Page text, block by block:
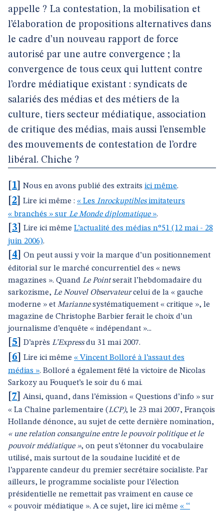
appelle ? La contestation, la mobilisation et
l’élaboration de propositions alternatives dans
le cadre d’un nouveau rapport de force
autorisé par une autre convergence ; la
convergence de tous ceux qui luttent contre
l’ordre médiatique existant : syndicats de
salariés des médias et des métiers de la
culture, tiers secteur médiatique, association
de critique des médias, mais aussi l’ensemble
des mouvements de contestation de l’ordre
libéral. Chiche ?
1 Nous en avons publié des extraits ici même.
2 Lire ici même : « Les Inrockuptiblesimitateurs
« branchés » sur Le Monde diplomatique».
3 Lire ici même L’actualité des médias n°51 (12 mai - 28
juin 2006).
4
On peut aussi y voir la marque d’un positionnement
éditorial sur le marché concurrentiel des « news
magazines ». Quand Le Pointserait l’hebdomadaire du
sarkozisme, Le Nouvel Observateurcelui de la « gauche
moderne » et Mariannesystématiquement « critique », le
magazine de Christophe Barbier ferait le choix d’un
journalisme d’enquête « indépendant »...
5 D’après L’Expressdu 31 mai 2007.
6 Lire ici même « Vincent Bolloré à l’assaut des
médias ». Bolloré a également fêté la victoire de Nicolas
Sarkozy au Fouquet’s le soir du 6 mai.
7
Ainsi, quand, dans l’émission « Questions d’info » sur
« La Chaîne parlementaire (LCP), le 23 mai 2007, François
Hollande dénonce, au sujet de cette dernière nomination,
« une relation consanguine entre le pouvoir politique et le
pouvoir médiatique », on peut s’étonner du vocabulaire
utilisé, mais surtout de la soudaine lucidité et de
l’apparente candeur du premier secrétaire socialiste. Par
ailleurs, le programme socialiste pour l’élection
présidentielle ne remettait pas vraiment en cause ce
« pouvoir médiatique ». A ce sujet, lire ici même « ‘‘